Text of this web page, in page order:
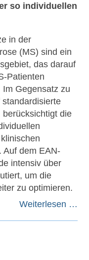
so individuellen
in der
(MS) sind ein
das darauf
Patienten
Gegensatz zu
die
Auf dem EAN-
intensiv über
um die
zu optimieren.
Weiterlesen …